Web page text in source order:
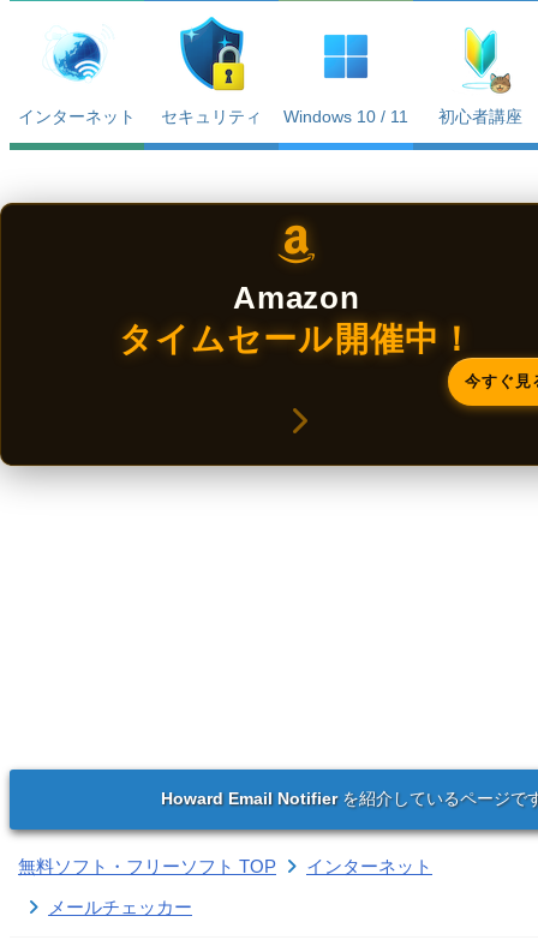
インターネット セキュリティ Windows 10 / 11 初心者講座
Amazon
タイムセール開催中！
今すぐ見
Howard Email Notifierを紹介しているページで
無料ソフト・フリーソフト TOP
インターネット
メールチェッカー